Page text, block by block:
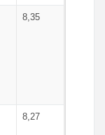
8,35
8,27